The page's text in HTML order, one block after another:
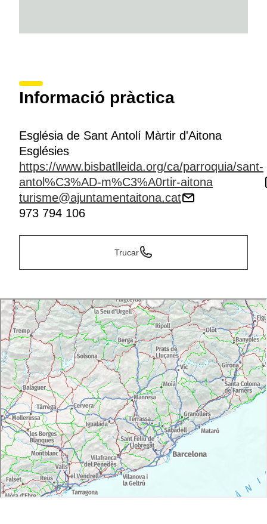
Informació pràctica
Església de Sant Antolí Màrtir d'Aitona
Esglésies
https://www.bisbatlleida.org/ca/parroquia/sant-
antol%C3%AD-m%C3%A0rtir-aitona
turisme@ajuntamentaitona.cat
973 794 106
Trucar